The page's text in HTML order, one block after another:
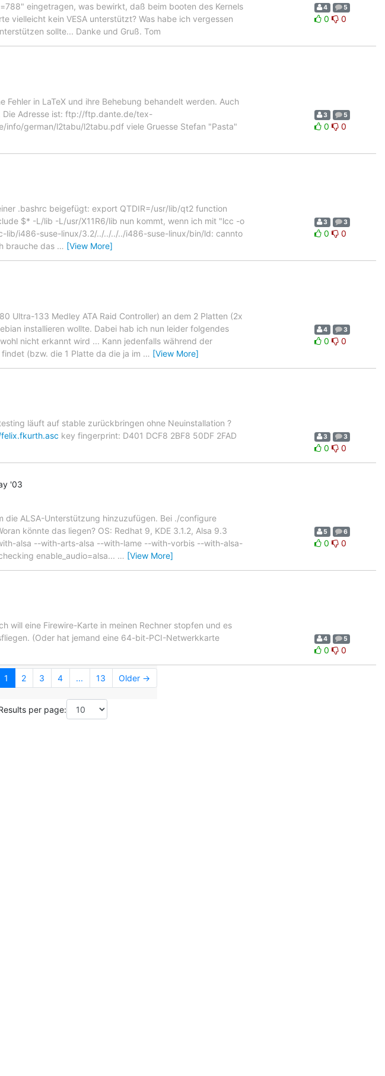
eingetragen, was bewirkt, daß beim booten des Kernels
vielleicht kein VESA unterstützt? Was habe ich vergessen
sollte... Danke und Gruß. Tom
4 5
0 0
in LaTeX und ihre Behebung behandelt werden. Auch
Die Adresse ist: ftp://ftp.dante.de/tex-
german/l2tabu/l2tabu.pdf viele Gruesse Stefan "Pasta"
3 5
0 0
.bashrc beigefügt: export QTDIR=/usr/lib/qt2 function
$* -L/lib -L/usr/X11R6/lib nun kommt, wenn ich mit "lcc -o
lib/i486-suse-linux/3.2/../../../../i486-suse-linux/bin/ld: cannto
brauche das … [View More]
3 3
0 0
Ultra-133 Medley ATA Raid Controller) an dem 2 Platten (2x
installieren wollte. Dabei hab ich nun leider folgendes
nicht erkannt wird ... Kann jedenfalls während der
(bzw. die 1 Platte da die ja im … [View More]
4 3
0 0
läuft auf stable zurückbringen ohne Neuinstallation ?
key fingerprint: D401 DCF8 2BF8 50DF 2FAD
3 3
0 0
'03
die ALSA-Unterstützung hinzuzufügen. Bei ./configure
könnte das liegen? OS: Redhat 9, KDE 3.1.2, Alsa 9.3
alsa --with-arts-alsa --with-lame --with-vorbis --with-alsa-
enable_audio=alsa... … [View More]
5 6
0 0
will eine Firewire-Karte in meinen Rechner stopfen und es
(Oder hat jemand eine 64-bit-PCI-Netwerkkarte
4 5
0 0
1 2 3 4 ... 13 Older →
per page: